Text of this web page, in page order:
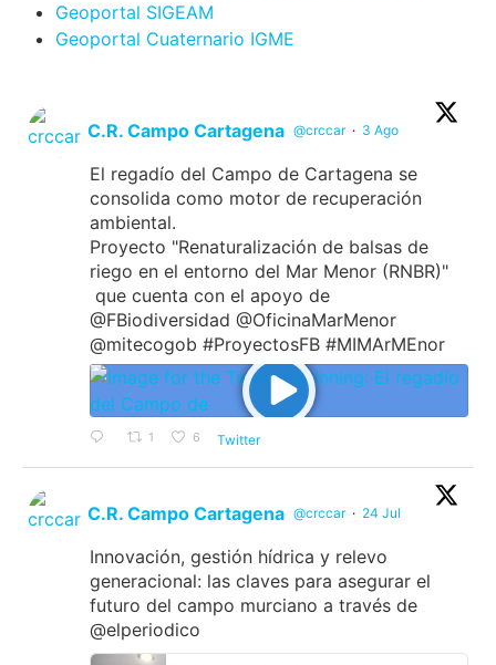
Geoportal SIGEAM
Geoportal Cuaternario IGME
C.R. Campo Cartagena @crccar · 3 Ago
El regadío del Campo de Cartagena se
consolida como motor de recuperación
ambiental.
Proyecto "Renaturalización de balsas de
riego en el entorno del Mar Menor (RNBR)"
que cuenta con el apoyo de
@FBiodiversidad @OficinaMarMenor
@mitecogob #ProyectosFB #MIMArMEnor
1 6 Twitter
C.R. Campo Cartagena @crccar · 24 Jul
Innovación, gestión hídrica y relevo
generacional: las claves para asegurar el
futuro del campo murciano a través de
@elperiodico